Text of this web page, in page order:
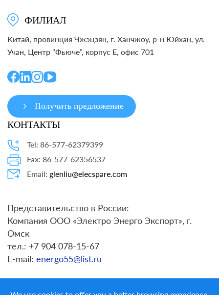
ФИЛИАЛ
Китай, провинция Чжэцзян, г. Ханчжоу, р-н Юйхан, ул.
Учан, Центр “Фьюче”, корпус E, офис 701
Получить предложение
КОНТАКТЫ
Tel: 86-577-62379399
Fax: 86-577-62356537
Email: glenliu@elecspare.com
Представительство в России:
Компания ООО «Электро Энерго Экспорт», г.
Омск
тел.: +7 904 078-15-67
E-mail: energo55@list.ru